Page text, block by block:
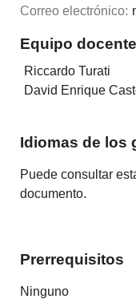
Correo electrónico:
Equipo docente
Riccardo Turati
David Enrique
Idiomas de los
Puede consultar
documento.
Prerrequisitos
Ninguno